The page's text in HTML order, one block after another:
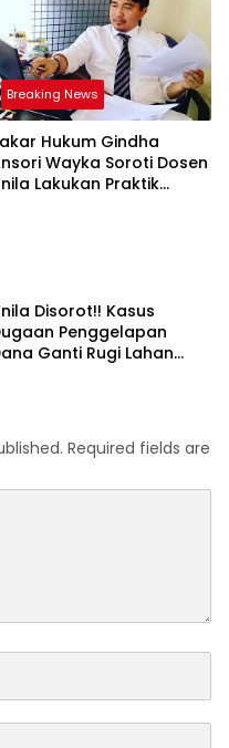
Breaking News
Hukum Gindha
Wayka Soroti Dosen
Lakukan Praktik
Disorot!! Kasus
Penggelapan
Ganti Rugi Lahan
Required fields are